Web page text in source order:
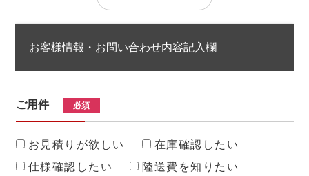
お客様情報・お問い合わせ内容記入欄
ご用件 必須
お見積りが欲しい
在庫確認したい
仕様確認したい
陸送費を知りたい